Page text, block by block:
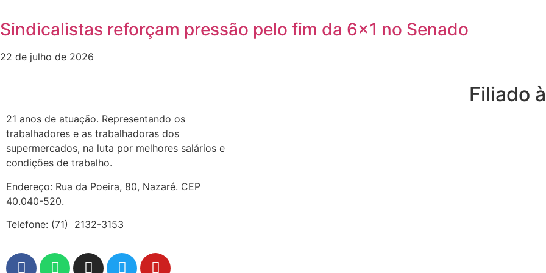
Sindicalistas reforçam pressão pelo fim da 6×1 no Senado
22 de julho de 2026
21 anos de atuação. Representando os
trabalhadores e as trabalhadoras dos
supermercados, na luta por melhores salários e
condições de trabalho.
Endereço: Rua da Poeira, 80, Nazaré. CEP
40.040-520.
Telefone: (71) 2132-3153
Filiado